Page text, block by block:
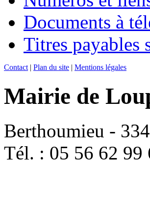
Documents à
Titres payables
Contact | Plan du site | Mentions légales
Mairie de
Berthoumieu -
Tél. : 05 56 62 99